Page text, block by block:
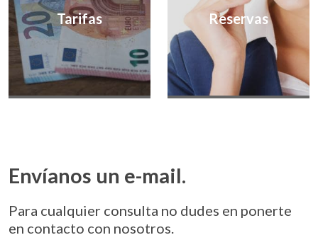
Tarifas Reservas
Envíanos un e-mail.
Para cualquier consulta no dudes en ponerte
en contacto con nosotros.